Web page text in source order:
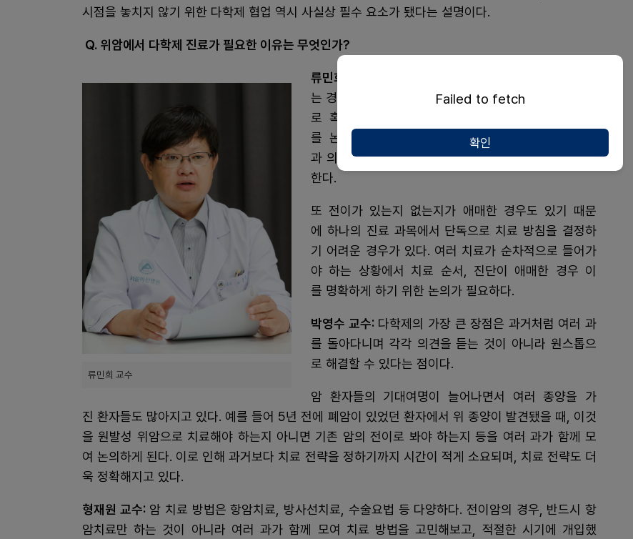
시점을 놓치지 않기 위한 다학제 협업 역시 사실상 필수 요소가 됐다는 설명이다.
Q. 위암에서 다학제 진료가 필요한 이유는 무엇인가?
류민희 교수
류민희 교수:
는 경우도 있지만 대부분은 수술과 항암치료가 순차적으
로 혹은 동시에 진행된다. 다학제팀에서는 진료 순서
를 논의하거나 진단이 어려운 경우 병리과, 영상의학
과 의료진들의 의견을 종합해서 진단 및 치료 과정을 정
한다.
또 전이가 있는지 없는지가 애매한 경우도 있기 때문
에 하나의 진료 과목에서 단독으로 치료 방침을 결정하
기 어려운 경우가 있다. 여러 치료가 순차적으로 들어가
야 하는 상황에서 치료 순서, 진단이 애매한 경우 이
를 명확하게 하기 위한 논의가 필요하다.
박영수 교수:다학제의 가장 큰 장점은 과거처럼 여러 과
를 돌아다니며 각각 의견을 듣는 것이 아니라 원스톱으
로 해결할 수 있다는 점이다.
암 환자들의 기대여명이 늘어나면서 여러 종양을 가
진 환자들도 많아지고 있다. 예를 들어 5년 전에 폐암이 있었던 환자에서 위 종양이 발견됐을 때, 이것
을 원발성 위암으로 치료해야 하는지 아니면 기존 암의 전이로 봐야 하는지 등을 여러 과가 함께 모
여 논의하게 된다. 이로 인해 과거보다 치료 전략을 정하기까지 시간이 적게 소요되며, 치료 전략도 더
욱 정확해지고 있다.
형재원 교수:암 치료 방법은 항암치료, 방사선치료, 수술요법 등 다양하다. 전이암의 경우, 반드시 항
암치료만 하는 것이 아니라 여러 과가 함께 모여 치료 방법을 고민해보고, 적절한 시기에 개입했
Failed to fetch
확인